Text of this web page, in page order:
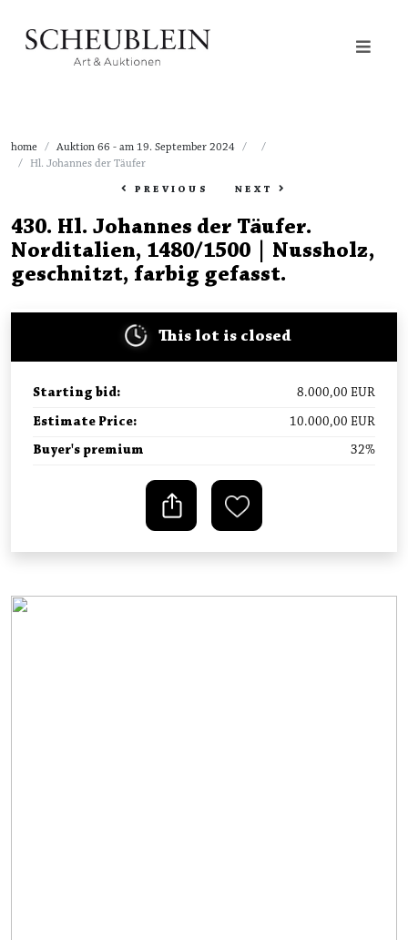
home
Auktion 66 - am 19. September 2024
Hl. Johannes der Täufer
PREVIOUS NEXT
430. Hl. Johannes der Täufer.
Norditalien, 1480/1500 | Nussholz,
geschnitzt, farbig gefasst.
This lot is closed
Starting bid: 8.000,00 EUR
Estimate Price: 10.000,00 EUR
Buyer's premium 32%